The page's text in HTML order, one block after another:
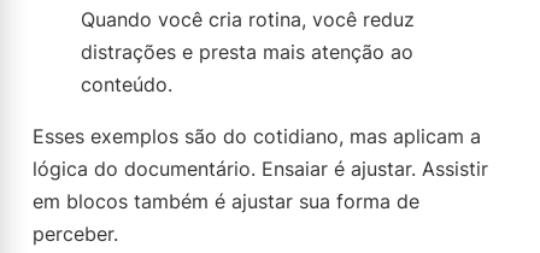
Quando você cria rotina, você reduz
distrações e presta mais atenção ao
conteúdo.
Esses exemplos são do cotidiano, mas aplicam a
lógica do documentário. Ensaiar é ajustar. Assistir
em blocos também é ajustar sua forma de
perceber.